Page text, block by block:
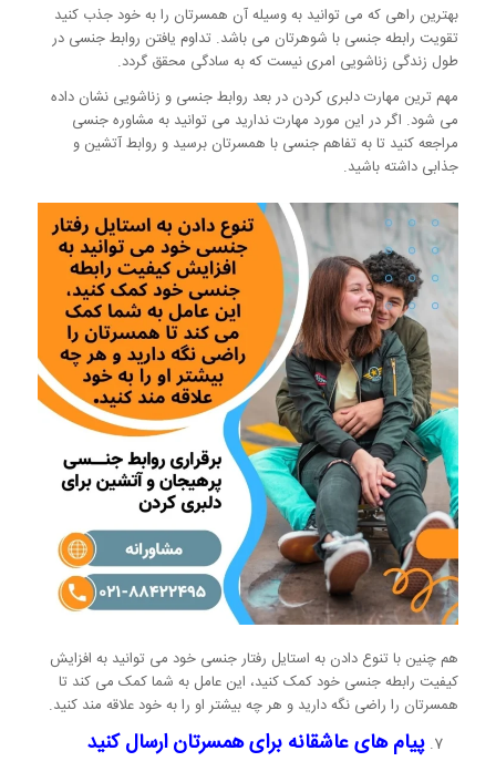
بهترین راهی که می توانید به وسیله آن همسرتان را به خود جذب کنید
تقویت رابطه جنسی با شوهرتان می باشد. تداوم یافتن روابط جنسی در
طول زندگی زناشویی امری نیست که به سادگی محقق گردد.
مهم ترین مهارت دلبری کردن در بعد روابط جنسی و زناشویی نشان داده
می شود. اگر در این مورد مهارت ندارید می توانید به مشاوره جنسی
مراجعه کنید تا به تفاهم جنسی با همسرتان برسید و روابط آتشین و
جذابی داشته باشید.
هم چنین با تنوع دادن به استایل رفتار جنسی خود می توانید به افزایش
کیفیت رابطه جنسی خود کمک کنید، این عامل به شما کمک می کند تا
همسرتان را راضی نگه دارید و هر چه بیشتر او را به خود علاقه مند کنید.
پیام های عاشقانه برای همسرتان ارسال کنید